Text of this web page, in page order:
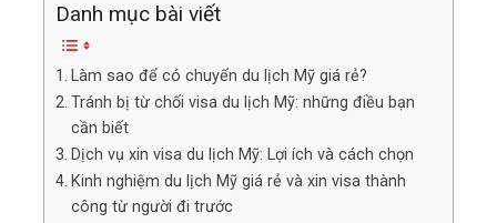
Danh mục bài viết
Làm sao để có chuyến du lịch Mỹ giá rẻ?
Tránh bị từ chối visa du lịch Mỹ: những điều bạn
cần biết
Dịch vụ xin visa du lịch Mỹ: Lợi ích và cách chọn
Kinh nghiệm du lịch Mỹ giá rẻ và xin visa thành
công từ người đi trước